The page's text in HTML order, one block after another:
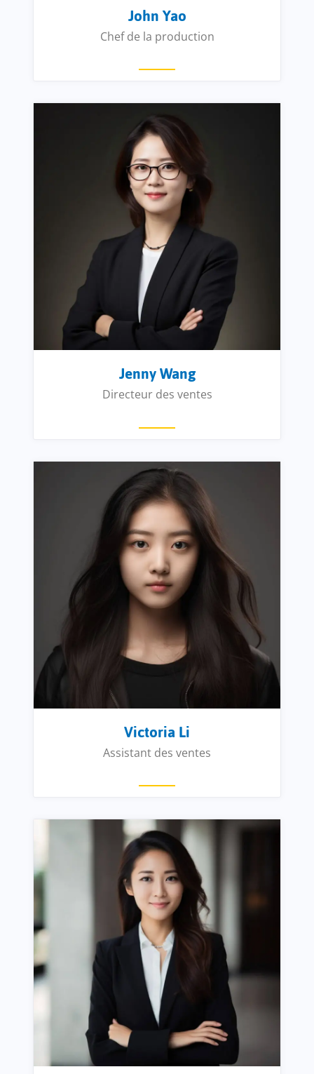
John Yao
Chef de la production
Jenny Wang
Directeur des ventes
Victoria Li
Assistant des ventes